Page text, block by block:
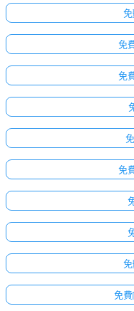
免
免
免
免